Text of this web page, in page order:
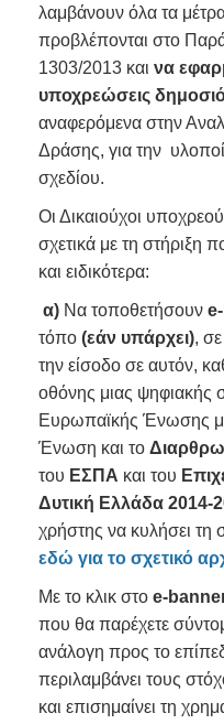
λαμβάνουν όλα τα
προβλέπονται στο
1303/2013 και να
υποχρεώσεις
αναφερόμενα στην
Δράσης, για την
σχεδίου.
Οι Δικαιούχοι
σχετικά με τη στήριξη
και ειδικότερα:
α) Να τοποθετήσουν
τόπο (εάν υπάρχει),
την είσοδο σε αυτόν,
οθόνης μιας ψηφιακής
Ευρωπαϊκής Ένωσης
Ένωση και το
του ΕΣΠΑ και του
Δυτική Ελλάδα 2014-
χρήστης να κυλήσει τη
εδώ για το σχετικό
Με το κλικ στο e-
που θα παρέχετε
ανάλογη προς το
περιλαμβάνει τους
και επισημαίνει τη